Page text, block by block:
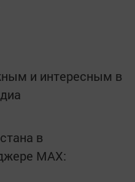
и интересным в
в
MАХ: